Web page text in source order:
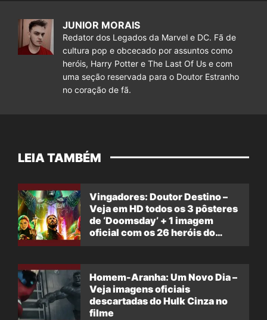
JUNIOR MORAIS
Redator dos Legados da Marvel e DC. Fã de
cultura pop e obcecado por assuntos como
heróis, Harry Potter e The Last Of Us e com
uma seção reservada para o Doutor Estranho
no coração de fã.
LEIA TAMBÉM
Vingadores: Doutor Destino –
Veja em HD todos os 3 pôsteres
de ‘Doomsday’ + 1 imagem
oficial com os 26 heróis do
Homem-Aranha: Um Novo Dia –
Veja imagens oficiais
descartadas do Hulk Cinza no
filme